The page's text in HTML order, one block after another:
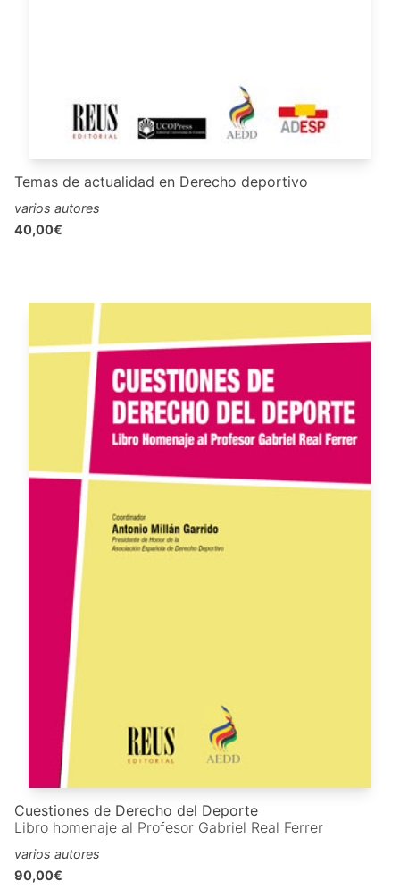
Temas de actualidad en Derecho deportivo
varios autores
40,00€
Cuestiones de Derecho del Deporte
Libro homenaje al Profesor Gabriel Real Ferrer
varios autores
90,00€